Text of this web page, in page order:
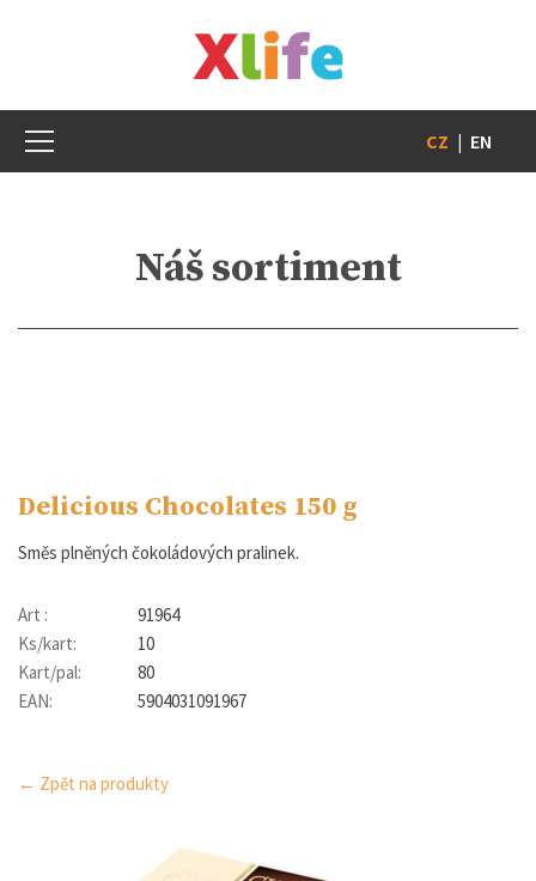
CZ | EN
Náš sortiment
Delicious Chocolates 150 g
Směs plněných čokoládových pralinek.
Art :
91964
Ks/kart:
10
Kart/pal:
80
EAN:
5904031091967
← Zpět na produkty